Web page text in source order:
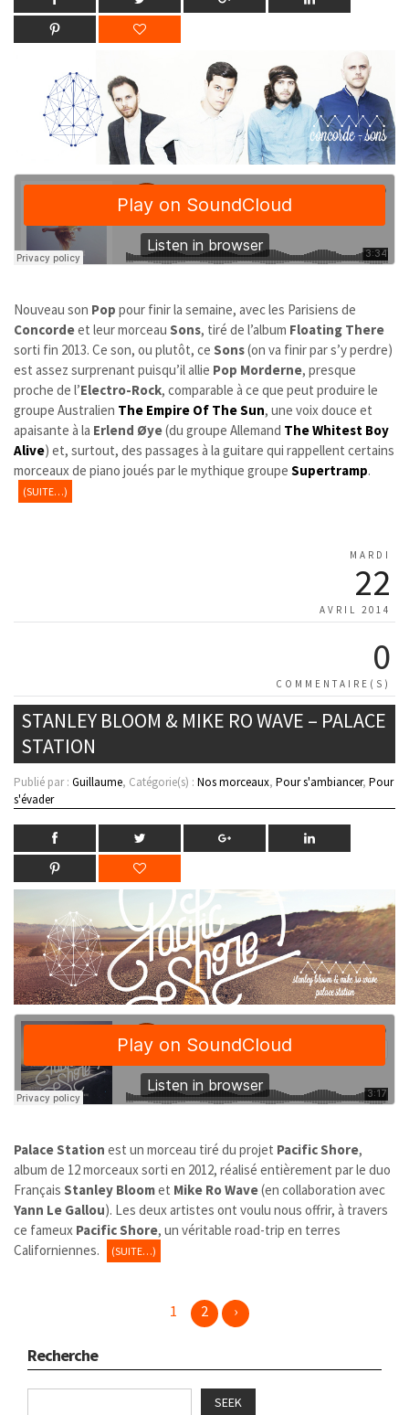
Nouveau son Pop pour finir la semaine, avec les Parisiens de
Concordeet leur morceau Sons, tiré de l’album Floating There
sorti fin 2013. Ce son, ou plutôt, ce Sons(on va finir par s’y perdre)
est assez surprenant puisqu’il allie Pop Morderne, presque
proche de l’Electro-Rock, comparable à ce que peut produire le
groupe Australien The Empire Of The Sun, une voix douce et
apaisante à la Erlend Øye(du groupe Allemand The Whitest Boy
Alive) et, surtout, des passages à la guitare qui rappellent certains
morceaux de piano joués par le mythique groupe Supertramp.
(SUITE…)
MARDI
22
AVRIL 2014
0
COMMENTAIRE(S)
STANLEY BLOOM & MIKE RO WAVE – PALACE
STATION
Publié par : Guillaume, Catégorie(s) : Nos morceaux, Pour s'ambiancer, Pour
s'évader
Palace Station est un morceau tiré du projet Pacific Shore,
album de 12 morceaux sorti en 2012, réalisé entièrement par le duo
Français Stanley Bloomet Mike Ro Wave(en collaboration avec
Yann Le Gallou). Les deux artistes ont voulu nous offrir, à travers
ce fameux Pacific Shore, un véritable road-trip en terres
Californiennes.
(SUITE…)
1 2 ›
Recherche
SEEK